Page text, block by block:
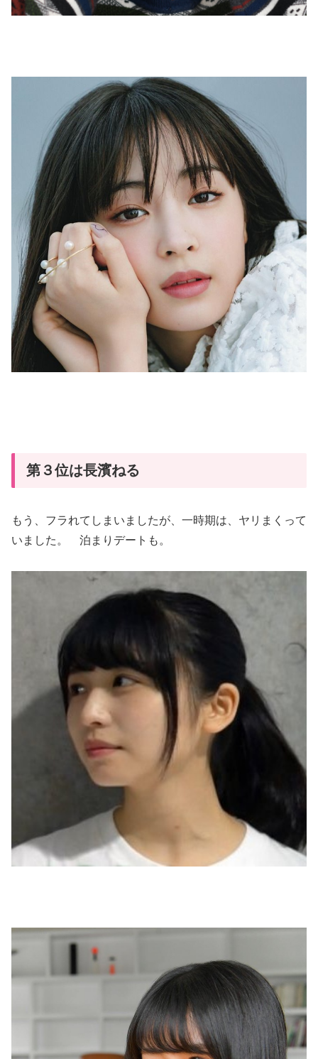
第３位は長濱ねる
もう、フラれてしまいましたが、一時期は、ヤリまくって
いました。 泊まりデートも。